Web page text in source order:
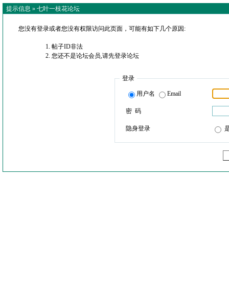
提示信息 » 七叶一枝花论坛
您没有登录或者您没有权限访问此页面，可能有如下几个原因:
帖子ID非法
您还不是论坛会员,请先登录论坛
登录
用户名 Email
密 码
隐身登录